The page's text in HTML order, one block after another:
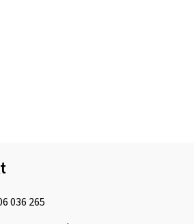
036 265